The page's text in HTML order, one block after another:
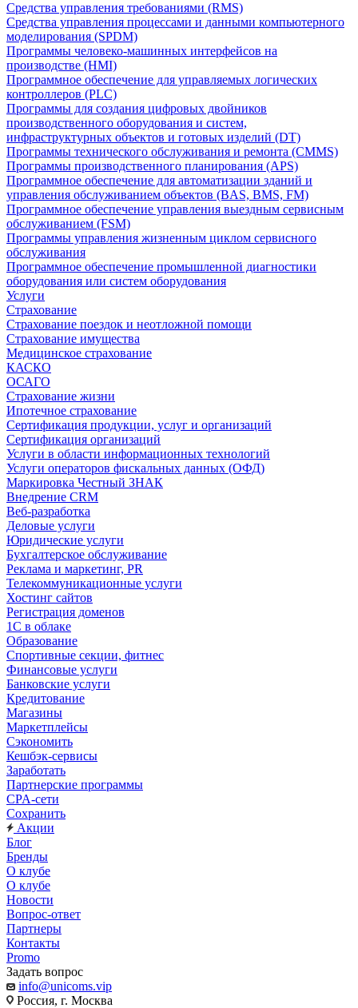
Средства управления требованиями (RMS)
Средства управления процессами и данными компьютерного
моделирования (SPDM)
Программы человеко-машинных интерфейсов на
производстве (HMI)
Программное обеспечение для управляемых логических
контроллеров (PLC)
Программы для создания цифровых двойников
производственного оборудования и систем,
инфраструктурных объектов и готовых изделий (DT)
Программы технического обслуживания и ремонта (CMMS)
Программы производственного планирования (APS)
Программное обеспечение для автоматизации зданий и
управления обслуживанием объектов (BAS, BMS, FM)
Программное обеспечение управления выездным сервисным
обслуживанием (FSM)
Программы управления жизненным циклом сервисного
обслуживания
Программное обеспечение промышленной диагностики
оборудования или систем оборудования
Услуги
Страхование
Страхование поездок и неотложной помощи
Страхование имущества
Медицинское страхование
КАСКО
ОСАГО
Страхование жизни
Ипотечное страхование
Сертификация продукции, услуг и организаций
Сертификация организаций
Услуги в области информационных технологий
Услуги операторов фискальных данных (ОФД)
Маркировка Честный ЗНАК
Внедрение CRM
Веб-разработка
Деловые услуги
Юридические услуги
Бухгалтерское обслуживание
Реклама и маркетинг, PR
Телекоммуникационные услуги
Хостинг сайтов
Регистрация доменов
1С в облаке
Образование
Спортивные секции, фитнес
Финансовые услуги
Банковские услуги
Кредитование
Магазины
Маркетплейсы
Сэкономить
Кешбэк-сервисы
Заработать
Партнерские программы
CPA-сети
Сохранить
Акции
Блог
Бренды
О клубе
О клубе
Новости
Вопрос-ответ
Партнеры
Контакты
Promo
Задать вопрос
info@unicoms.vip
Россия, г. Москва